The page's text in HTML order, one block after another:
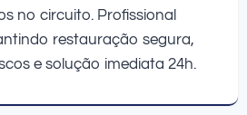
no circuito. Profissional
restauração segura,
e solução imediata 24h.